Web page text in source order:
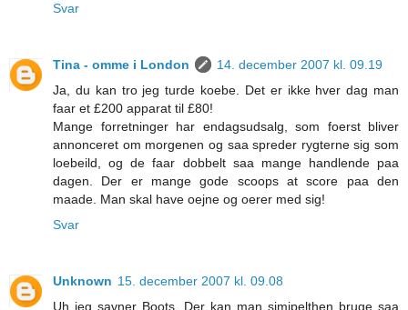
Svar
Tina - omme i London
14. december 2007 kl. 09.19
Ja, du kan tro jeg turde koebe. Det er ikke hver dag man
faar et £200 apparat til £80!
Mange forretninger har endagsudsalg, som foerst bliver
annonceret om morgenen og saa spreder rygterne sig som
loebeild, og de faar dobbelt saa mange handlende paa
dagen. Der er mange gode scoops at score paa den
maade. Man skal have oejne og oerer med sig!
Svar
Unknown 15. december 2007 kl. 09.08
Uh jeg savner Boots. Der kan man simipelthen bruge saa